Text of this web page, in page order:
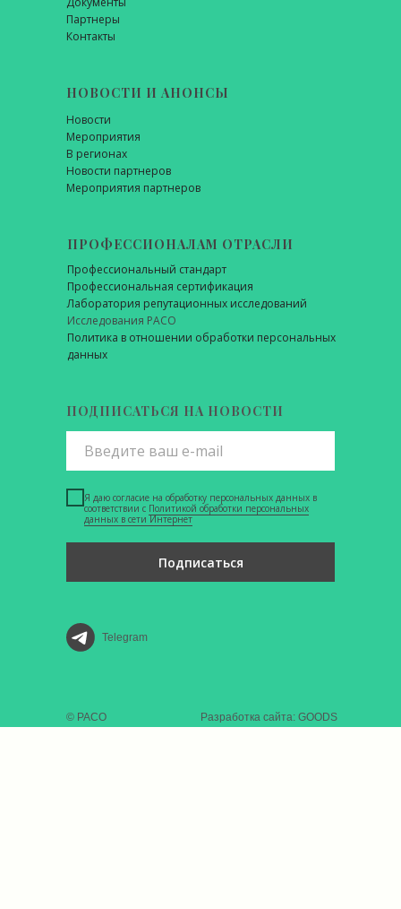
Партнеры
Контакты
НОВОСТИ И АНОНСЫ
Новости
Мероприятия
В регионах
Новости партнеров
Мероприятия партнеров
ПРОФЕССИОНАЛАМ ОТРАСЛИ
Профессиональный стандарт
Профессиональная сертификация
Лаборатория репутационных исследований
Исследования РАСО
Политика в отношении обработки персональных
данных
© РАСО
Я даю согласие на обработку персональных данных в
соответствии с Политикой обработки персональных
данных в сети Интернет
Подписаться
Telegram
Разработка сайта: GOODS
ПОДПИСАТЬСЯ НА НОВОСТИ